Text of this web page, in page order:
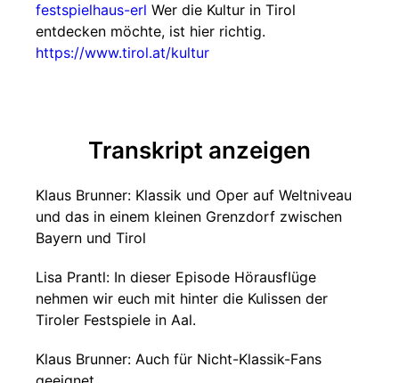
festspielhaus-erl Wer die Kultur in Tirol
entdecken möchte, ist hier richtig.
https://www.tirol.at/kultur
Transkript anzeigen
Klaus Brunner: Klassik und Oper auf Weltniveau
und das in einem kleinen Grenzdorf zwischen
Bayern und Tirol
Lisa Prantl: In dieser Episode Hörausflüge
nehmen wir euch mit hinter die Kulissen der
Tiroler Festspiele in Aal.
Klaus Brunner: Auch für Nicht-Klassik-Fans